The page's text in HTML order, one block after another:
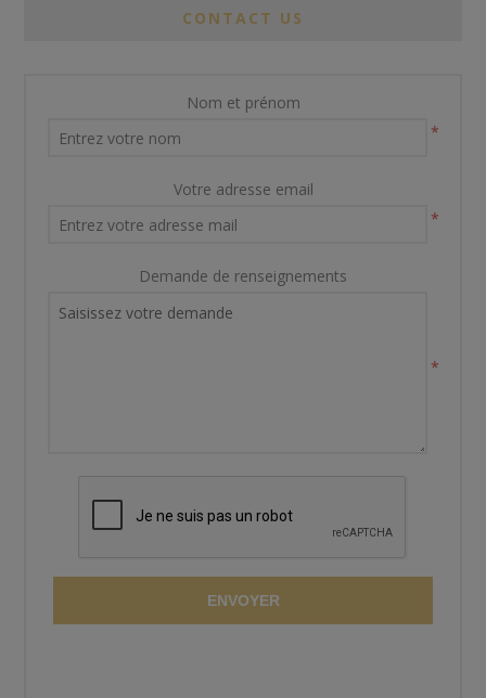
CONTACT US
Nom et prénom
*
Votre adresse email
*
Demande de renseignements
*
ENVOYER